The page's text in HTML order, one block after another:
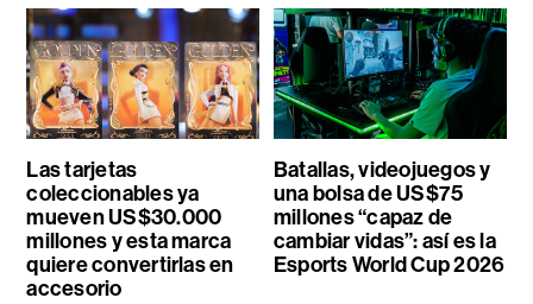
Las tarjetas
coleccionables ya
mueven US$30.000
millones y esta marca
quiere convertirlas en
accesorio
Batallas, videojuegos y
una bolsa de US$75
millones “capaz de
cambiar vidas”: así es la
Esports World Cup 2026